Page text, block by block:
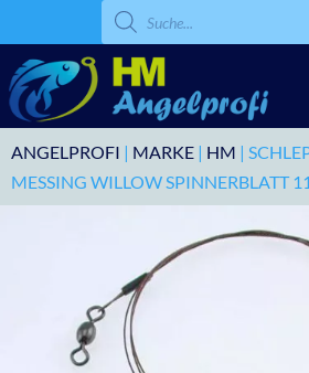
Products
search
ANGELPROFI | MARKE | HM |
MESSING WILLOW SPINNERBLATT